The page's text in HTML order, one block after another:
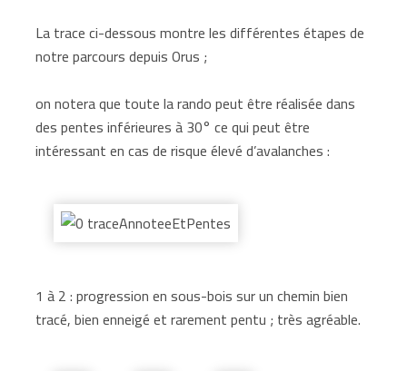
La trace ci-dessous montre les différentes étapes de
notre parcours depuis Orus ;
on notera que toute la rando peut être réalisée dans
des pentes inférieures à 30° ce qui peut être
intéressant en cas de risque élevé d’avalanches :
1 à 2 : progression en sous-bois sur un chemin bien
tracé, bien enneigé et rarement pentu ; très agréable.